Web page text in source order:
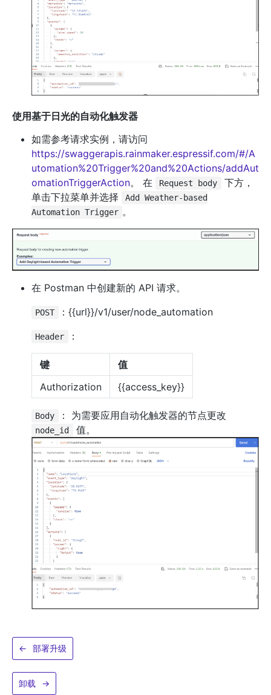
使用基于日光的自动化触发器
如需参考请求实例，请访问
https://swaggerapis.rainmaker.espressif.com/#/A
utomation%20Trigger%20and%20Actions/addAut
omationTriggerAction。 在 Request body
下方，
单击下拉菜单并选择
Add Weather-based
Automation Trigger 。
在 Postman 中创建新的 API 请求。
POST ：{{url}}/v1/user/node_automation
Header ：
键
值
Authorization
{{access_key}}
Body ： 为需要应用自动化触发器的节点更改
node_id 值。
← 部署升级
卸载 →